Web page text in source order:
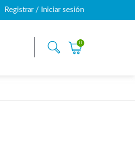
Registrar / Iniciar sesión
0